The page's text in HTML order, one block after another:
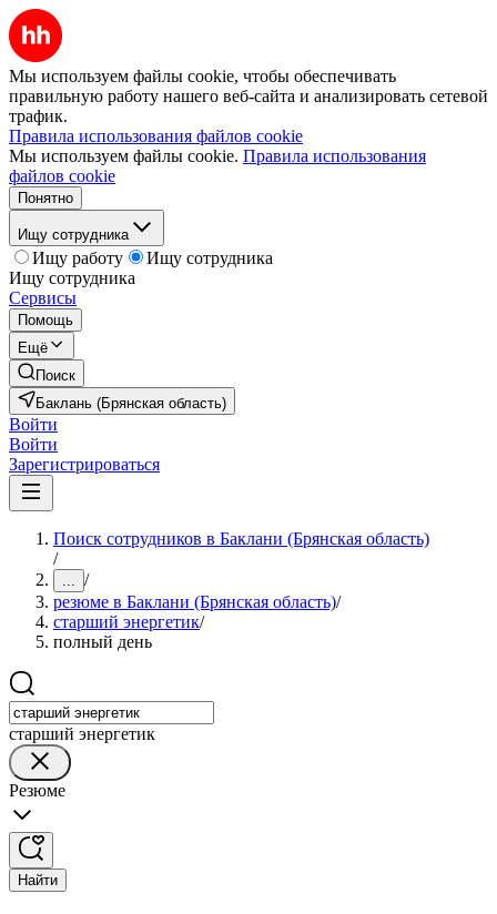
Мы используем файлы cookie, чтобы обеспечивать
правильную работу нашего веб-сайта и анализировать сетевой
трафик.
Правила использования файлов cookie
Мы используем файлы cookie. Правила использования
файлов cookie
Понятно
Ищу сотрудника
Ищу работу
Ищу сотрудника
Ищу сотрудника
Сервисы
Помощь
Ещё
Поиск
Баклань (Брянская область)
Войти
Войти
Зарегистрироваться
Поиск сотрудников в Баклани (Брянская область)
/
... /
резюме в Баклани (Брянская область)/
старший энергетик/
полный день
старший энергетик
Резюме
Найти